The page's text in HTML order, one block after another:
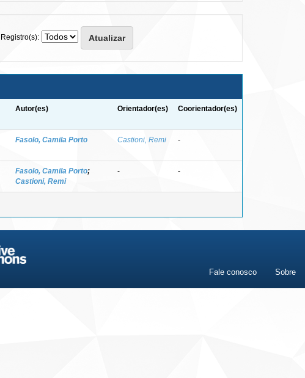
Registro(s):
Autor(es) Orientador(es) Coorientador(es)
Fasolo, Camila Porto Castioni, Remi -
Fasolo, Camila Porto;
Castioni, Remi
- -
Fale conosco Sobre